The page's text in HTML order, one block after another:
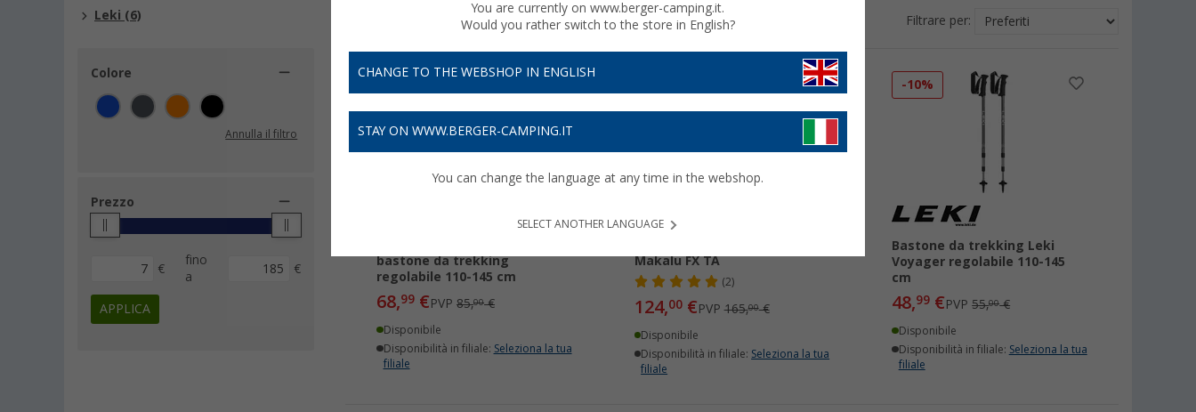
Leki (6)
Colore
Annulla il filtro
Prezzo
€
fino
a
€
APPLICA
Filtrare per:
bastone da trekking
regolabile 110-145 cm
68,99 €PVP85,00€
Disponibile
Disponibilità in filiale: Seleziona la tua
filiale
Makalu FX TA
(2)
124,00€PVP165,00€
Disponibile
Disponibilità in filiale: Seleziona la tua
filiale
-10%
Bastone da trekking Leki
Voyager regolabile 110-145
cm
48,99 €PVP55,00€
Disponibile
Disponibilità in filiale: Seleziona la tua
filiale
You are currently on www.berger-camping.it.
Would you rather switch to the store in English?
CHANGE TO THE WEBSHOP IN ENGLISH
STAY ON WWW.BERGER-CAMPING.IT
You can change the language at any time in the webshop.
SELECT ANOTHER LANGUAGE